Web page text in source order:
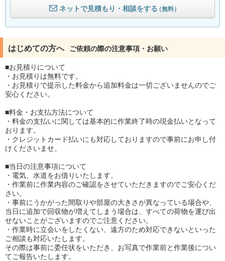
ネットで見積もり・相談をする（無料）
はじめての方へ ご依頼の際の注意事項・お願い
■お見積りについて
・お見積りは無料です。
・お見積りで提示した料金から追加料金は一切ございませんのでご
安心ください。
■料金・お支払方法について
・料金の支払いに関しては基本的に作業終了時の現金払いとなって
おります。
・クレジットカード払いにも対応しておりますので事前にお申し付
けくださいませ。
■当日の注意事項について
・電気、水道をお借りいたします。
・作業前に作業内容のご確認をさせていただきますのでご安心くだ
さい。
・事前にうかがった間取りや部屋の大きさが異なっている場合や、
当日に追加で回収物が増えてしまう場合は、すべての荷物を運び出
せないことがございますのでご注意ください。
・作業時に立会いをしたくない、遠方のため対応できないといった
ご相談も対応いたします。
その際は事前に委任状をいただき、お写真で作業前と作業後につい
てご報告いたします。